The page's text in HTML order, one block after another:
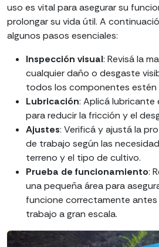
uso es vital para asegurar su
prolongar su vida útil. A
algunos pasos esenciales:
Inspección visual: Revisá la
cualquier daño o desgaste
todos los componentes estén
Lubricación: Aplicá lubricante
para reducir la fricción y el
Ajustes: Verificá y ajustá la
de trabajo según las
terreno y el tipo de cultivo.
Prueba de funcionamiento:
una pequeña área para
funcione correctamente
trabajo a gran escala.